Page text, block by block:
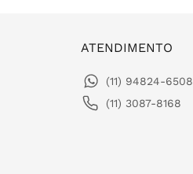
ATENDIMENTO
(11) 94824-6508
(11) 3087-8168